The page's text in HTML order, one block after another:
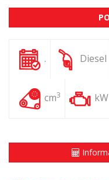
. Diesel
cm3 kW